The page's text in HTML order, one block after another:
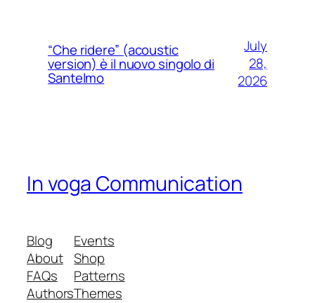
“Che ridere” (acoustic
version) è il nuovo singolo di
Santelmo
July
28,
2026
In voga Communication
Blog
About
FAQs
Authors
Events
Shop
Patterns
Themes